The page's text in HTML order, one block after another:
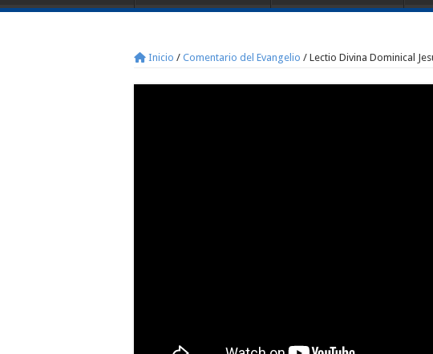
Inicio / Comentario del Evangelio / Lectio Divina Dominical